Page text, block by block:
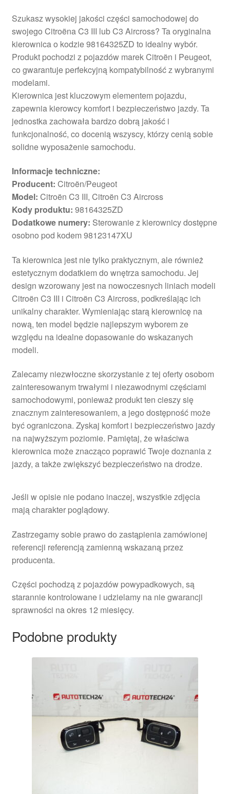
Szukasz wysokiej jakości części samochodowej do
swojego Citroëna C3 III lub C3 Aircross? Ta oryginalna
kierownica o kodzie 98164325ZD to idealny wybór.
Produkt pochodzi z pojazdów marek Citroën i Peugeot,
co gwarantuje perfekcyjną kompatybilność z wybranymi
modelami.
Kierownica jest kluczowym elementem pojazdu,
zapewnia kierowcy komfort i bezpieczeństwo jazdy. Ta
jednostka zachowała bardzo dobrą jakość i
funkcjonalność, co docenią wszyscy, którzy cenią sobie
solidne wyposażenie samochodu.
Informacje techniczne:
Producent: Citroën/Peugeot
Model: Citroën C3 III, Citroën C3 Aircross
Kody produktu: 98164325ZD
Dodatkowe numery: Sterowanie z kierownicy dostępne
osobno pod kodem 98123147XU
Ta kierownica jest nie tylko praktycznym, ale również
estetycznym dodatkiem do wnętrza samochodu. Jej
design wzorowany jest na nowoczesnych liniach modeli
Citroën C3 III i Citroën C3 Aircross, podkreślając ich
unikalny charakter. Wymieniając starą kierownicę na
nową, ten model będzie najlepszym wyborem ze
względu na idealne dopasowanie do wskazanych
modeli.
Zalecamy niezwłoczne skorzystanie z tej oferty osobom
zainteresowanym trwałymi i niezawodnymi częściami
samochodowymi, ponieważ produkt ten cieszy się
znacznym zainteresowaniem, a jego dostępność może
być ograniczona. Zyskaj komfort i bezpieczeństwo jazdy
na najwyższym poziomie. Pamiętaj, że właściwa
kierownica może znacząco poprawić Twoje doznania z
jazdy, a także zwiększyć bezpieczeństwo na drodze.
Jeśli w opisie nie podano inaczej, wszystkie zdjęcia
mają charakter poglądowy.
Zastrzegamy sobie prawo do zastąpienia zamówionej
referencji referencją zamienną wskazaną przez
producenta.
Części pochodzą z pojazdów powypadkowych, są
starannie kontrolowane i udzielamy na nie gwarancji
sprawności na okres 12 miesięcy.
Podobne produkty